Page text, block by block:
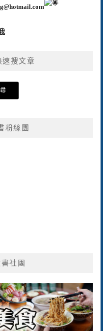
速搜文章
粉絲團
社團